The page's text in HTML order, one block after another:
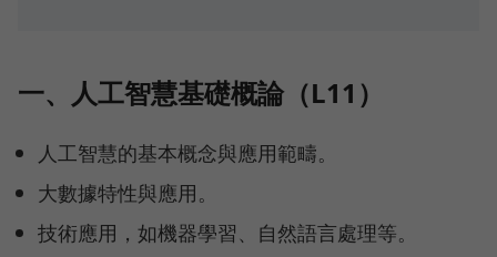
一、人工智慧基礎概論（L11）
人工智慧的基本概念與應用範疇。
大數據特性與應用。
技術應用，如機器學習、自然語言處理等。